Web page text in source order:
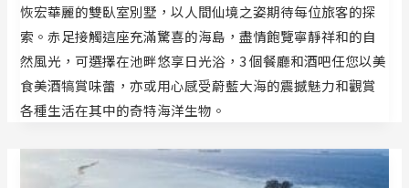
恢宏華麗的雙臥室別墅，以人間仙境之姿期待每位旅客的探
索。赤足接觸這座充滿驚喜的海島，盡情飽覽寧靜祥和的自
然風光，可選擇在池畔悠享日光浴，3 個餐廳和酒吧任您以美
食美酒犒賞味蕾，亦或用心感受蔚藍大海的震撼魅力和觀賞
各種生活在其中的奇特海洋生物。